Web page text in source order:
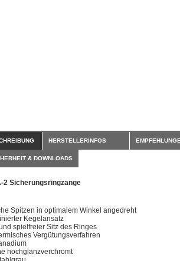
HERSTELLERINFOS
& DOWNLOADS
2 Sicherungsringzange
Spitzen in optimalem Winkel angedreht
Kegelansatz
spielfreier Sitz des Ringes
Vergütungsverfahren
hochglanzverchromt